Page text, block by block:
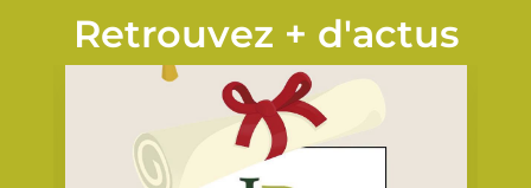
Retrouvez + d'actus